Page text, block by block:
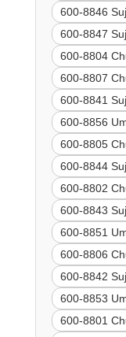
600-8846
600-8847
600-8804
600-8807
600-8841
600-8856
600-8805
600-8844
600-8802
600-8843
600-8851
600-8806
600-8842
600-8853
600-8801